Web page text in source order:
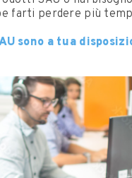
farti perdere più
sono a tua